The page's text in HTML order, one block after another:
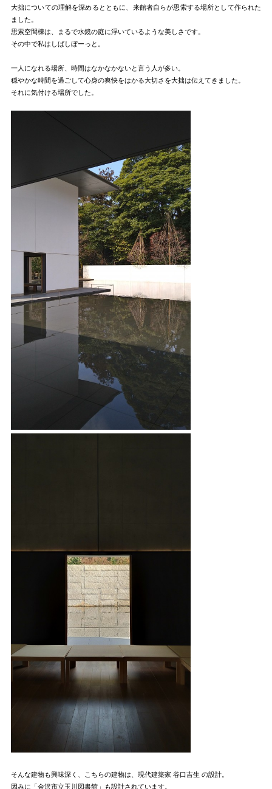
大拙についての理解を深めるとともに、来館者自らが思索する場所として作られた
ました。
思索空間棟は、まるで水鏡の庭に浮いているような美しさです。
その中で私はしばしぼーっと。
一人になれる場所、時間はなかなかないと言う人が多い。
穏やかな時間を過ごして心身の爽快をはかる大切さを大拙は伝えてきました。
それに気付ける場所でした。
そんな建物も興味深く、こちらの建物は、現代建築家 谷口吉生 の設計。
因みに「金沢市立玉川図書館」も設計されています。